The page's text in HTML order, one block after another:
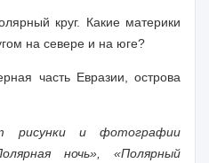
круг. Какие материки
на севере и на юге?
часть Евразии, острова
рисунки и фотографии
ночь», «Полярный